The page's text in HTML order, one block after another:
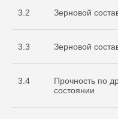
3.2 Зерновой
3.3 Зерновой
3.4
Прочность по
состоянии